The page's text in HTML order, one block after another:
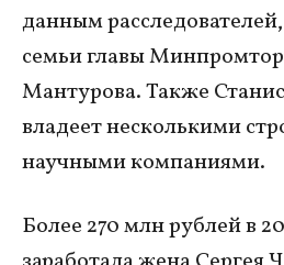
данным
семьи главы
Мантурова. Также
владеет несколькими
научными компаниями.
Более 270 млн рублей в